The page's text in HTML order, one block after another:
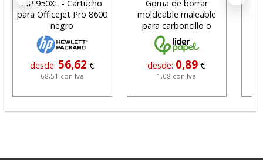
HP 950XL - Cartucho
para Officejet Pro 8600
negro
desde: 56,62 €
68,51 con Iva
Goma de borrar
moldeable maleable
para carboncillo o
grafito
desde: 0,89 €
1,08 con Iva